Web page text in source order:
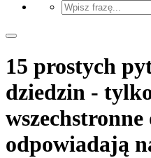
15 prostych
dziedzin -
wszechstronne
odpowiadają